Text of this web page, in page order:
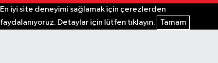
En iyi site deneyimi sağlamak için çerezlerden
faydalanıyoruz. Detaylar için lütfen tıklayın.
Tamam